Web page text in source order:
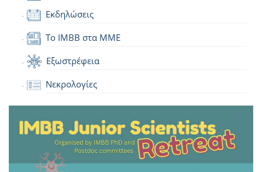
Εκδηλώσεις
Το IMBB στα ΜΜΕ
Εξωστρέφεια
Νεκρολογίες